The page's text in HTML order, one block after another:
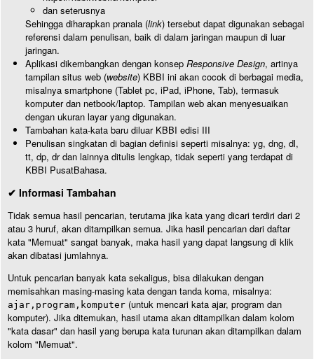
dan seterusnya
Sehingga diharapkan pranala (link) tersebut dapat digunakan sebagai
referensi dalam penulisan, baik di dalam jaringan maupun di luar
jaringan.
Aplikasi dikembangkan dengan konsep Responsive Design, artinya
tampilan situs web (website) KBBI ini akan cocok di berbagai media,
misalnya smartphone (Tablet pc, iPad, iPhone, Tab), termasuk
komputer dan netbook/laptop. Tampilan web akan menyesuaikan
dengan ukuran layar yang digunakan.
Tambahan kata-kata baru diluar KBBI edisi III
Penulisan singkatan di bagian definisi seperti misalnya: yg, dng, dl,
tt, dp, dr dan lainnya ditulis lengkap, tidak seperti yang terdapat di
KBBI PusatBahasa.
✔ Informasi Tambahan
Tidak semua hasil pencarian, terutama jika kata yang dicari terdiri dari 2
atau 3 huruf, akan ditampilkan semua. Jika hasil pencarian dari daftar
kata "Memuat" sangat banyak, maka hasil yang dapat langsung di klik
akan dibatasi jumlahnya.
Untuk pencarian banyak kata sekaligus, bisa dilakukan dengan
memisahkan masing-masing kata dengan tanda koma, misalnya:
ajar,program,komputer (untuk mencari kata ajar, program dan
komputer). Jika ditemukan, hasil utama akan ditampilkan dalam kolom
"kata dasar" dan hasil yang berupa kata turunan akan ditampilkan dalam
kolom "Memuat".